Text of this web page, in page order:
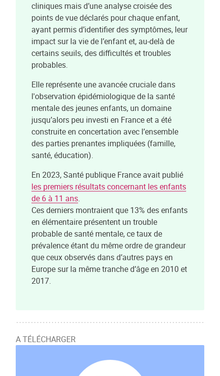
cliniques mais d’une analyse croisée des
points de vue déclarés pour chaque enfant,
ayant permis d’identifier des symptômes, leur
impact sur la vie de l’enfant et, au-delà de
certains seuils, des difficultés et troubles
probables.
Elle représente une avancée cruciale dans
l'observation épidémiologique de la santé
mentale des jeunes enfants, un domaine
jusqu’alors peu investi en France et a été
construite en concertation avec l’ensemble
des parties prenantes impliquées (famille,
santé, éducation).
En 2023, Santé publique France avait publié
les premiers résultats concernant les enfants
de 6 à 11 ans.
Ces derniers montraient que 13% des enfants
en élémentaire présentent un trouble
probable de santé mentale, ce taux de
prévalence étant du même ordre de grandeur
que ceux observés dans d’autres pays en
Europe sur la même tranche d’âge en 2010 et
2017.
A TÉLÉCHARGER